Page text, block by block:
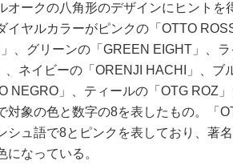
オークの八角形のデザインにヒント
イヤルカラーがピンクの「OTTO
、グリーンの「GREEN EIGHT」、
、ネイビーの「ORENJI HACHI」、ブ
NEGRO」、ティールの「OTG ROZ
対象の色と数字の8を表したもの。「
シュ語で8とピンクを表しており、著
になっている。